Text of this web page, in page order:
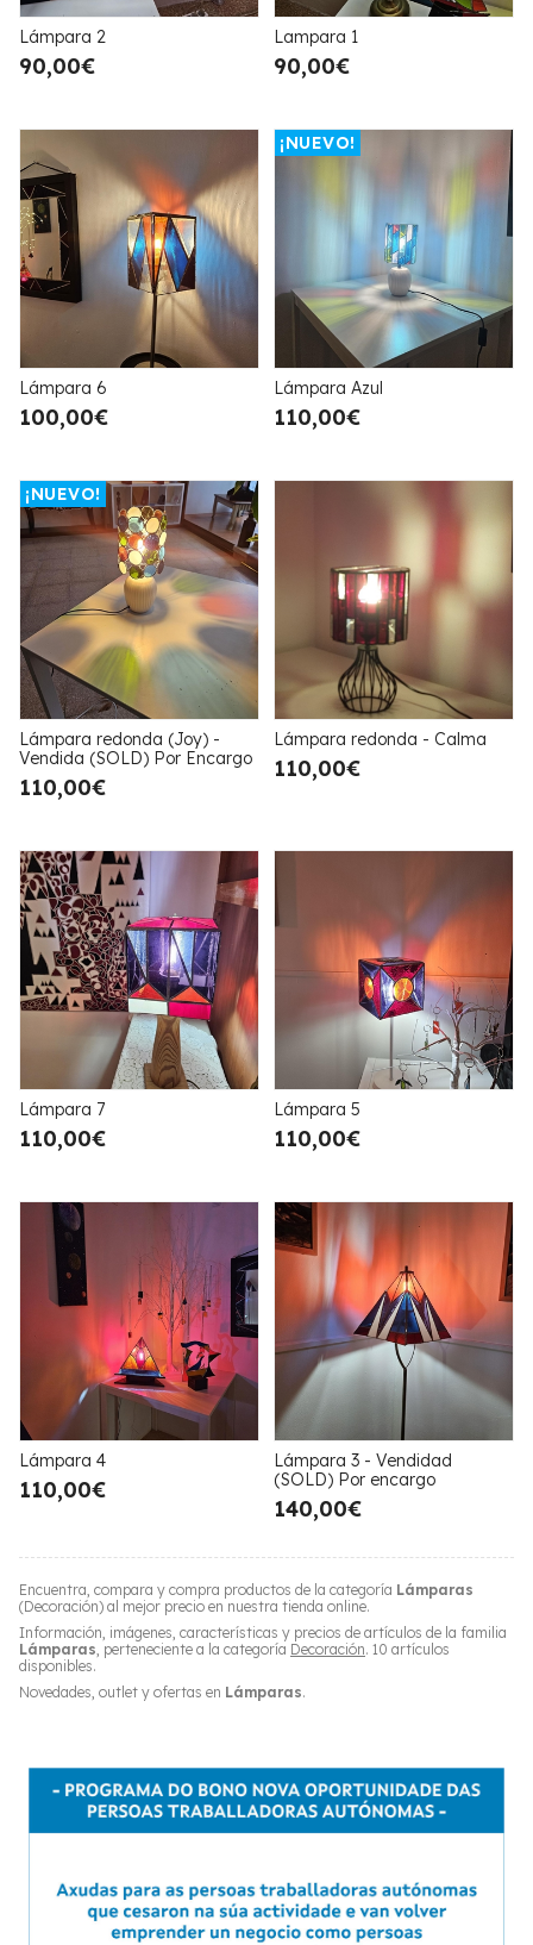
Encuentra, compara y compra productos de la categoría Lámparas
(Decoración) al mejor precio en nuestra tienda online.
Información, imágenes, características y precios de artículos de la familia
Lámparas, perteneciente a la categoría Decoración. 10 artículos
disponibles.
Novedades, outlet y ofertas en Lámparas.
Lámpara 2
90,00€
Lampara 1
90,00€
Lámpara 6
100,00€
¡NUEVO!
Lámpara Azul
110,00€
¡NUEVO!
Lámpara redonda (Joy) -
Vendida (SOLD) Por Encargo
110,00€
Lámpara redonda - Calma
110,00€
Lámpara 7
110,00€
Lámpara 5
110,00€
Lámpara 4
110,00€
Lámpara 3 - Vendidad
(SOLD) Por encargo
140,00€